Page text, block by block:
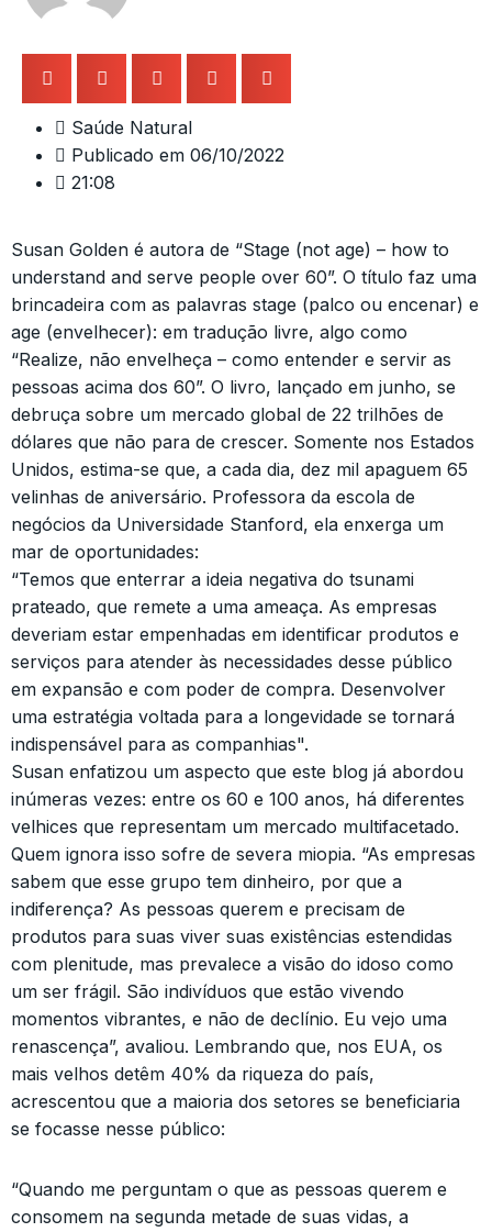
Saúde Natural
Publicado em 06/10/2022
21:08
Susan Golden é autora de “Stage (not age) – how to
understand and serve people over 60”. O título faz uma
brincadeira com as palavras stage (palco ou encenar) e
age (envelhecer): em tradução livre, algo como
“Realize, não envelheça – como entender e servir as
pessoas acima dos 60”. O livro, lançado em junho, se
debruça sobre um mercado global de 22 trilhões de
dólares que não para de crescer. Somente nos Estados
Unidos, estima-se que, a cada dia, dez mil apaguem 65
velinhas de aniversário. Professora da escola de
negócios da Universidade Stanford, ela enxerga um
mar de oportunidades:
“Temos que enterrar a ideia negativa do tsunami
prateado, que remete a uma ameaça. As empresas
deveriam estar empenhadas em identificar produtos e
serviços para atender às necessidades desse público
em expansão e com poder de compra. Desenvolver
uma estratégia voltada para a longevidade se tornará
indispensável para as companhias".
Susan enfatizou um aspecto que este blog já abordou
inúmeras vezes: entre os 60 e 100 anos, há diferentes
velhices que representam um mercado multifacetado.
Quem ignora isso sofre de severa miopia. “As empresas
sabem que esse grupo tem dinheiro, por que a
indiferença? As pessoas querem e precisam de
produtos para suas viver suas existências estendidas
com plenitude, mas prevalece a visão do idoso como
um ser frágil. São indivíduos que estão vivendo
momentos vibrantes, e não de declínio. Eu vejo uma
renascença”, avaliou. Lembrando que, nos EUA, os
mais velhos detêm 40% da riqueza do país,
acrescentou que a maioria dos setores se beneficiaria
se focasse nesse público:
“Quando me perguntam o que as pessoas querem e
consomem na segunda metade de suas vidas, a